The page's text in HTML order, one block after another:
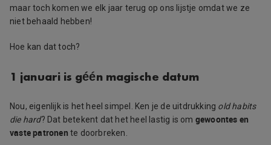
maar toch komen we elk jaar terug op ons lijstje omdat we ze
niet behaald hebben!
Hoe kan dat toch?
1 januari is géén magische datum
Nou, eigenlijk is het heel simpel. Ken je de uitdrukking old habits
die hard? Dat betekent dat het heel lastig is om gewoontes en
vaste patronen te doorbreken.